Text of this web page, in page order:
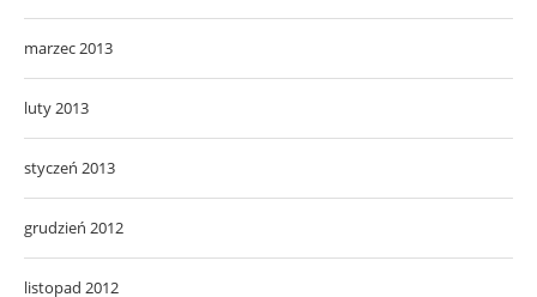
marzec 2013
luty 2013
styczeń 2013
grudzień 2012
listopad 2012